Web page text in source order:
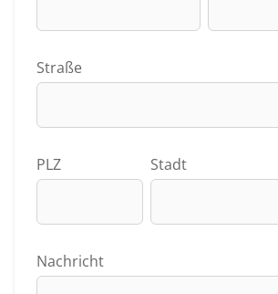
Straße
PLZ Stadt
Nachricht